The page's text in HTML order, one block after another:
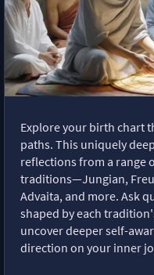
Explore your birth chart
paths. This uniquely
reflections from a range
traditions—Jungian,
Advaita, and more. Ask
shaped by each
uncover deeper self-
direction on your inner